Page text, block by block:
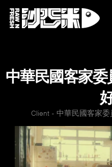
中華民國客家
Client - 中華民國客家